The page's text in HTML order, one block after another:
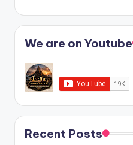
We are on Youtube
Recent Posts